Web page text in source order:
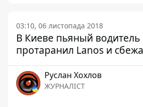
03:10, 06 листопада 2018
В Киеве пьяный
протаранил Lanos и
Руслан Хохлов
ЖУРНАЛІСТ